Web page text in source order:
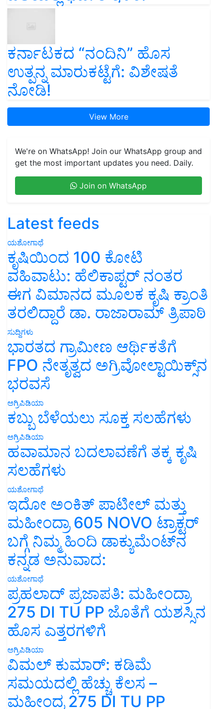
ಕರ್ನಾಟಕದ “ನಂದಿನಿ” ಹೊಸ
ಉತ್ಪನ್ನ ಮಾರುಕಟ್ಟೆಗೆ: ವಿಶೇಷತೆ
ನೋಡಿ!
View More
We're on WhatsApp! Join our WhatsApp group and
get the most important updates you need. Daily.
Join on WhatsApp
Latest feeds
ಯಶೋಗಾಥೆ
ಕೃಷಿಯಿಂದ 100 ಕೋಟಿ
ವಹಿವಾಟು: ಹೆಲಿಕಾಪ್ಟರ್ ನಂತರ
ಈಗ ವಿಮಾನದ ಮೂಲಕ ಕೃಷಿ ಕ್ರಾಂತಿ
ತರಲಿದ್ದಾರೆ ಡಾ. ರಾಜಾರಾಮ್ ತ್ರಿಪಾಠಿ
ಸುದ್ದಿಗಳು
ಭಾರತದ ಗ್ರಾಮೀಣ ಆರ್ಥಿಕತೆಗೆ
FPO ನೇತೃತ್ವದ ಅಗ್ರಿವೋಲ್ಟಾಯಿಕ್ಸ್‌ನ
ಭರವಸೆ
ಅಗ್ರಿಪಿಡಿಯಾ
ಕಬ್ಬು ಬೆಳೆಯಲು ಸೂಕ್ತ ಸಲಹೆಗಳು
ಅಗ್ರಿಪಿಡಿಯಾ
ಹವಾಮಾನ ಬದಲಾವಣೆಗೆ ತಕ್ಕ ಕೃಷಿ
ಸಲಹೆಗಳು
ಯಶೋಗಾಥೆ
ಇದೋ ಅಂಕಿತ್ ಪಾಟೀಲ್ ಮತ್ತು
ಮಹೀಂದ್ರಾ 605 NOVO ಟ್ರಾಕ್ಟರ್
ಬಗ್ಗೆ ನಿಮ್ಮ ಹಿಂದಿ ಡಾಕ್ಯುಮೆಂಟ್‌ನ
ಕನ್ನಡ ಅನುವಾದ:
ಯಶೋಗಾಥೆ
ಪ್ರಹಲಾದ್ ಪ್ರಜಾಪತಿ: ಮಹೀಂದ್ರಾ
275 DI TU PP ಜೊತೆಗೆ ಯಶಸ್ಸಿನ
ಹೊಸ ಎತ್ತರಗಳಿಗೆ
ಅಗ್ರಿಪಿಡಿಯಾ
ವಿಮಲ್ ಕುಮಾರ್: ಕಡಿಮೆ
ಸಮಯದಲ್ಲಿ ಹೆಚ್ಚು ಕೆಲಸ –
ಮಹೀಂದ್ರ 275 DI TU PP